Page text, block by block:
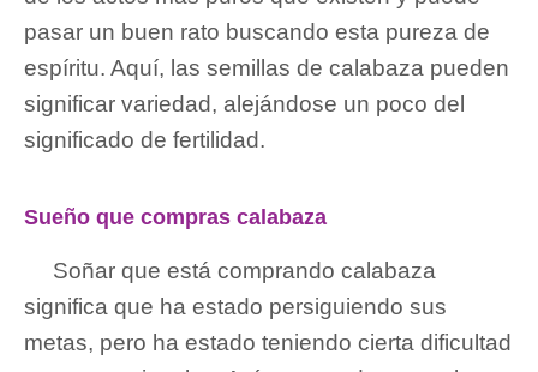
pasar un buen rato buscando esta pureza de
espíritu. Aquí, las semillas de calabaza pueden
significar variedad, alejándose un poco del
significado de fertilidad.
Sueño que compras calabaza
Soñar que está comprando calabaza
significa que ha estado persiguiendo sus
metas, pero ha estado teniendo cierta dificultad